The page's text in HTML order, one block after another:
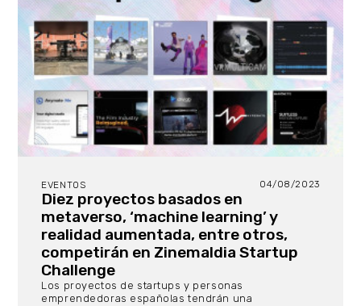
EVENTOS 04/08/2023
Diez proyectos basados en
metaverso, ‘machine learning’ y
realidad aumentada, entre otros,
competirán en Zinemaldia Startup
Challenge
Los proyectos de startups y personas
emprendedoras españolas tendrán una